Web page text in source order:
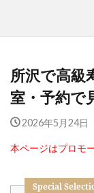
所沢で高級
室・予約で
2026年5月24日
本ページはプロモ
Special